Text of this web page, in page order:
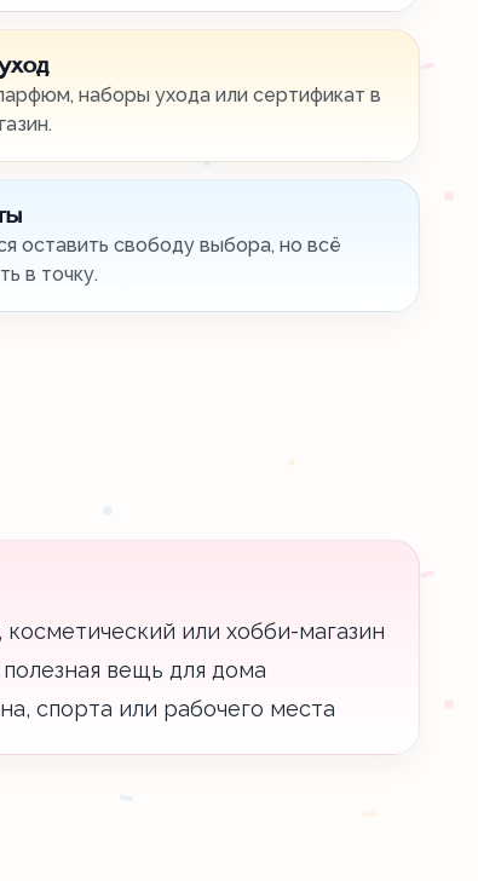
наборы ухода или сертификат в
оставить свободу выбора, но всё
в точку.
или хобби-магазин
вещь для дома
спорта или рабочего места